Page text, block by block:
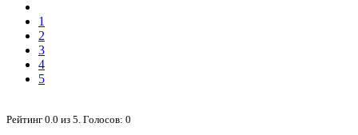
1
2
3
4
5
Рейтинг 0.0 из 5 . Голосов: 0